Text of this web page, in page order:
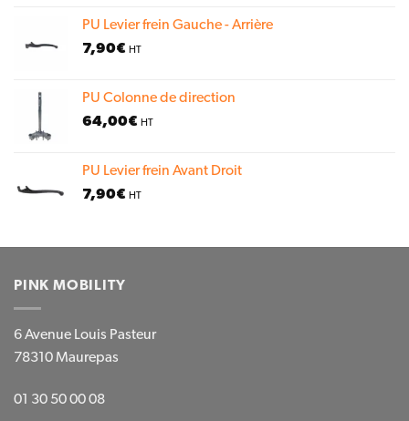
PU Levier frein Gauche - Arrière
7,90€ HT
PU Colonne de direction
64,00€ HT
PU Levier frein Avant Droit
7,90€ HT
PINK MOBILITY
6 Avenue Louis Pasteur
78310 Maurepas
01 30 50 00 08